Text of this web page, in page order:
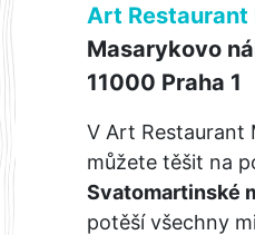
Art Restaurant
Masarykovo
11000 Praha 1
V Art Restaurant
můžete těšit na
Svatomartinské
potěší všechny